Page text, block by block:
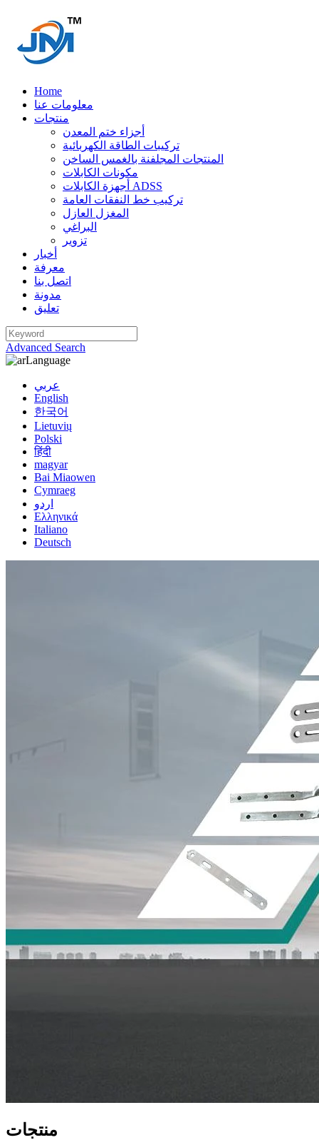
Home
معلومات عنا
منتجات
أجزاء ختم المعدن
تركيبات الطاقة الكهربائية
المنتجات المجلفنة بالغمس الساخن
مكونات الكابلات
أجهزة الكابلات ADSS
تركيب خط النفقات العامة
المغزل العازل
البراغي
تزوير
أخبار
معرفة
اتصل بنا
مدونة
تعليق
Advanced Search
Language
عربي
English
한국어
Lietuvių
Polski
हिंदी
magyar
Bai Miaowen
Cymraeg
اردو
Ελληνικά
Italiano
Deutsch
منتجات